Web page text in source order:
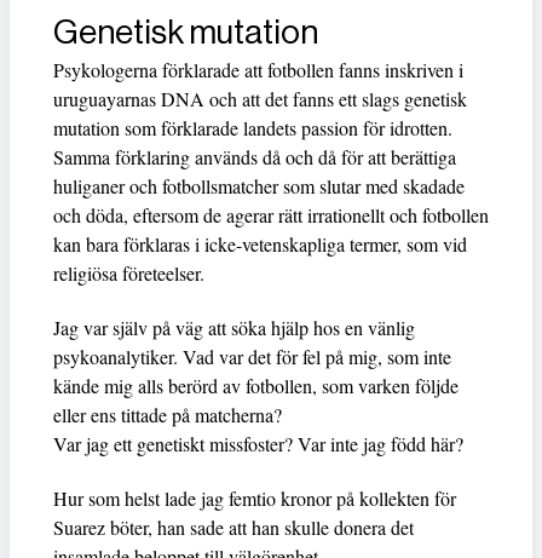
Genetisk mutation
Psykologerna förklarade att fotbollen fanns inskriven i
uruguayarnas DNA och att det fanns ett slags genetisk
mutation som förklarade landets passion för idrotten.
Samma förklaring används då och då för att berättiga
huliganer och fotbollsmatcher som slutar med skadade
och döda, eftersom de agerar rätt irrationellt och fotbollen
kan bara förklaras i icke-vetenskapliga termer, som vid
religiösa företeelser.
Jag var själv på väg att söka hjälp hos en vänlig
psykoanalytiker. Vad var det för fel på mig, som inte
kände mig alls berörd av fotbollen, som varken följde
eller ens tittade på matcherna?
Var jag ett genetiskt missfoster? Var inte jag född här?
Hur som helst lade jag femtio kronor på kollekten för
Suarez böter, han sade att han skulle donera det